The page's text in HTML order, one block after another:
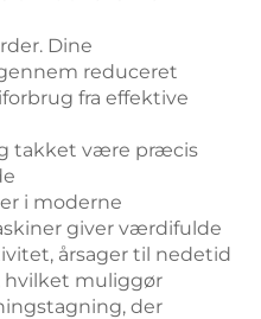
Dine
reduceret
fra effektive
takket være præcis
i moderne
giver værdifulde
årsager til nedetid
hvilket muliggør
der